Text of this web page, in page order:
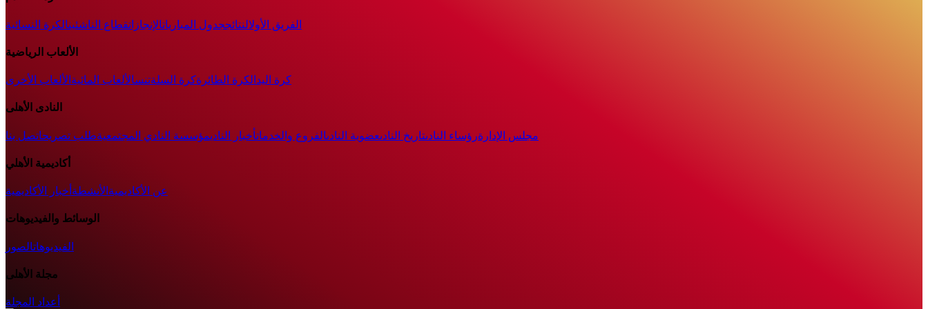
الفريق الأولالنتائججدول المبارياتالإنجازاتقطاع الناشئينالكرة النسائية
الألعاب الرياضية
كرة اليد الكرة الطائرةكرة السلةتنسالألعاب المائية الألعاب الأخرى
النادى الأهلى
مجلس الإدارةرؤساء النادىتاريخ النادىعضوية النادىالفروع والخدماتأخبار الناديمؤسسة النادي المجتمعيةطلب تصريحاتصل بنا
أكاديمية الأهلي
عن الأكاديمية الأنشطة أخبار الأكاديمية
الوسائط والفيديوهات
الفيديوهاتالصور
مجلة الأهلى
أعداد المجلة